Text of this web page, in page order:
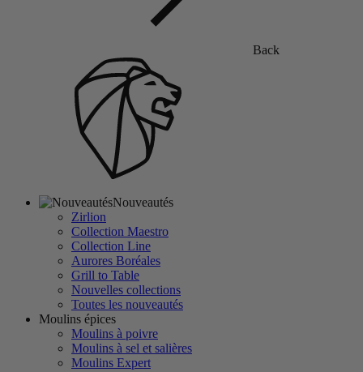
Back
Nouveautés
Zirlion
Collection Maestro
Collection Line
Aurores Boréales
Grill to Table
Nouvelles collections
Toutes les nouveautés
Moulins épices
Moulins à poivre
Moulins à sel et salières
Moulins Expert